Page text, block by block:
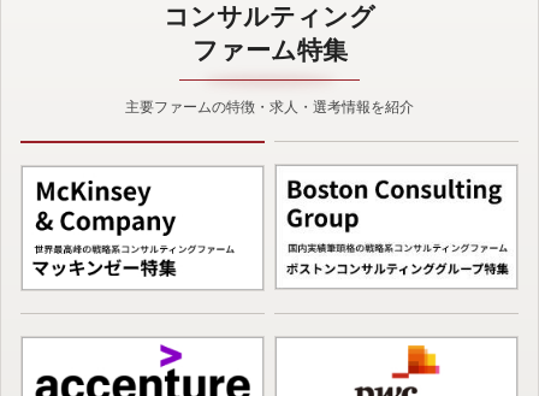
コンサルティング
ファーム特集
主要ファームの特徴・求人・選考情報を紹介